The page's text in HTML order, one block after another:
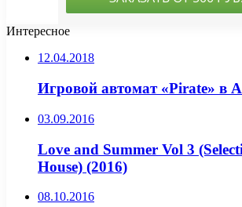
Интересное
12.04.2018
Игровой автомат «Pirate» в
03.09.2016
Love and Summer Vol 3
House) (2016)
08.10.2016